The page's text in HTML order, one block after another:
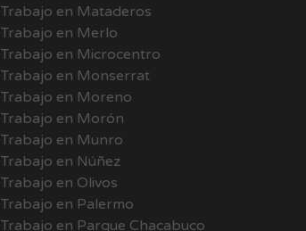
Trabajo en Mataderos
Trabajo en Merlo
Trabajo en Microcentro
Trabajo en Monserrat
Trabajo en Moreno
Trabajo en Morón
Trabajo en Munro
Trabajo en Núñez
Trabajo en Olivos
Trabajo en Palermo
Trabajo en Parque Chacabuco